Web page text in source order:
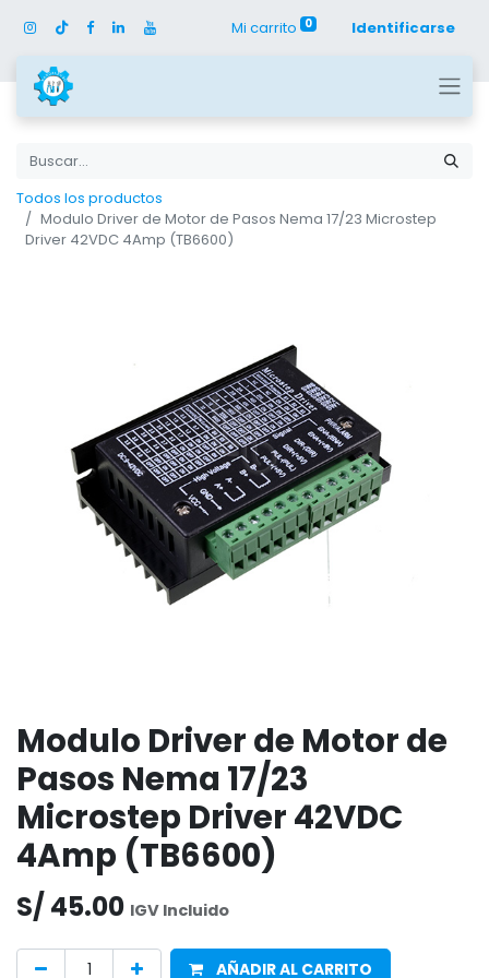
Mi carrito 0 Identificarse
Todos los productos
Modulo Driver de Motor de Pasos Nema 17/23 Microstep
Driver 42VDC 4Amp (TB6600)
Modulo Driver de Motor de
Pasos Nema 17/23
Microstep Driver 42VDC
4Amp (TB6600)
S/ 45.00 IGV Incluido
AÑADIR AL CARRITO